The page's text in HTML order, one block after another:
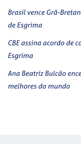
Brasil vence Grã-
de Esgrima
CBE assina acordo de
Esgrima
Ana Beatriz Bulcão
melhores do mundo